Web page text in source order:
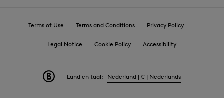
Terms of Use Terms and Conditions Privacy Policy
Legal Notice Cookie Policy Accessibility
Land en taal: Nederland | € | Nederlands